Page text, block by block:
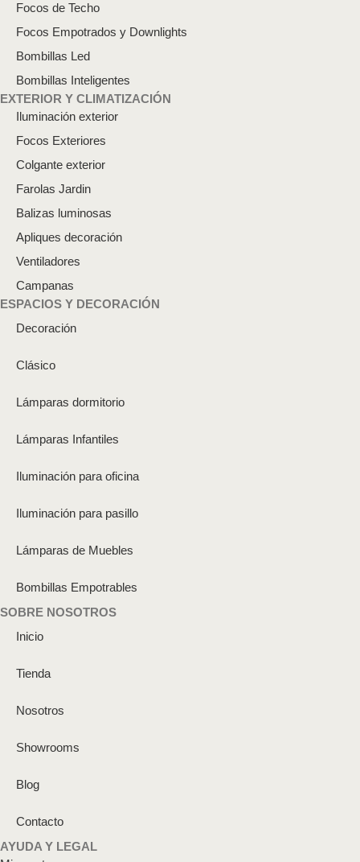
Focos de Techo
Focos Empotrados y Downlights
Bombillas Led
Bombillas Inteligentes
EXTERIOR Y CLIMATIZACIÓN
Iluminación exterior
Focos Exteriores
Colgante exterior
Farolas Jardin
Balizas luminosas
Apliques decoración
Ventiladores
Campanas
ESPACIOS Y DECORACIÓN
Decoración
Clásico
Lámparas dormitorio
Lámparas Infantiles
Iluminación para oficina
Iluminación para pasillo
Lámparas de Muebles
Bombillas Empotrables
SOBRE NOSOTROS
Inicio
Tienda
Nosotros
Showrooms
Blog
Contacto
AYUDA Y LEGAL